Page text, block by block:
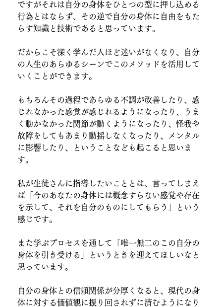
ですがそれは自分の身体をひとつの型に押し込める
行為とはならず、その逆で自分の身体に自由をもた
らす知識と技術であると思っています。
だからこそ深く学んだ人ほど迷いがなくなり、自分
の人生のあらゆるシーンでこのメソッドを活用して
いくことができます。
もちろんその過程であらゆる不調が改善したり、感
じれなかった感覚が感じれるようになったり、うま
く動かなかった関節が動くようになったり、怪我や
故障をしてもあまり動揺しなくなったり、メンタル
に影響したり、ということなども起こると思いま
す。
私が生徒さんに指導したいこととは、言ってしまえ
ば「今のあなたの身体には概念すらない感覚や存在
を示して、それを自分のものにしてもらう」という
感じです。
また学ぶプロセスを通して「唯一無二のこの自分の
身体を引き受ける」というときを迎えてほしいなと
思っています。
自分の身体との信頼関係が分厚くなると、現代の身
体に対する価値観に振り回されずに済むようになり